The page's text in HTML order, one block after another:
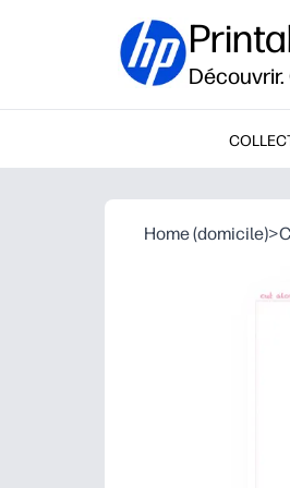
Découvrir.
Home (domicile)>